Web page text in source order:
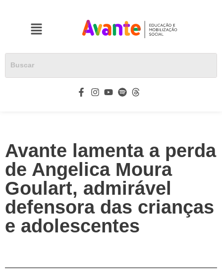
Avante lamenta a perda
de Angelica Moura
Goulart, admirável
defensora das crianças
e adolescentes